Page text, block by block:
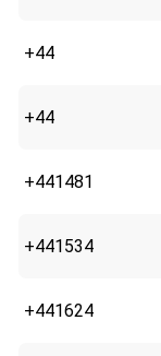
+44
+44
+441481
+441534
+441624